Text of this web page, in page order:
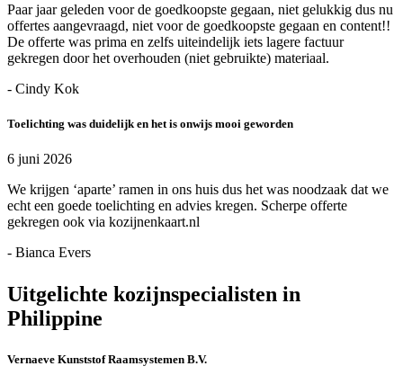
Paar jaar geleden voor de goedkoopste gegaan, niet gelukkig dus nu
offertes aangevraagd, niet voor de goedkoopste gegaan en content!!
De offerte was prima en zelfs uiteindelijk iets lagere factuur
gekregen door het overhouden (niet gebruikte) materiaal.
- Cindy Kok
Toelichting was duidelijk en het is onwijs mooi geworden
6 juni 2026
We krijgen ‘aparte’ ramen in ons huis dus het was noodzaak dat we
echt een goede toelichting en advies kregen. Scherpe offerte
gekregen ook via kozijnenkaart.nl
- Bianca Evers
Uitgelichte kozijnspecialisten in
Philippine
Vernaeve Kunststof Raamsystemen B.V.